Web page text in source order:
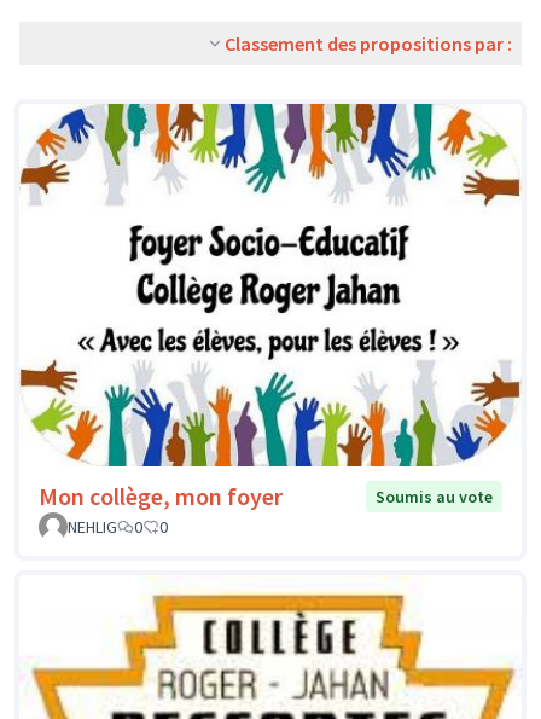
Classement des propositions par :
Mon collège, mon foyer
Soumis au vote
NEHLIG
0 0